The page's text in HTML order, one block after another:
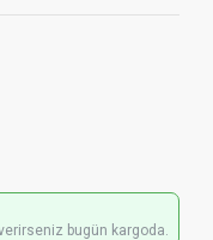
bugün kargoda.